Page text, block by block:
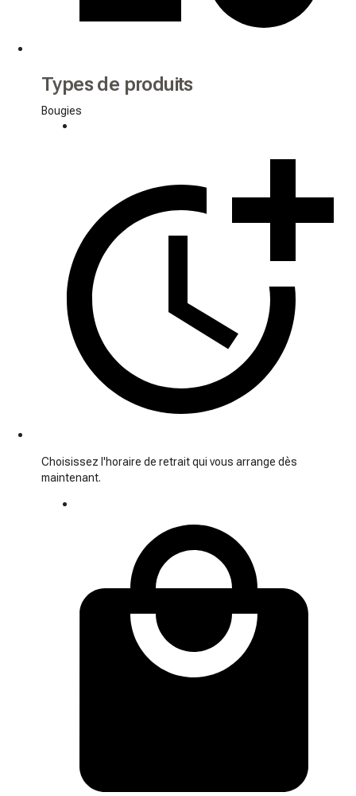
Types de produits
Bougies
Choisissez l'horaire de retrait qui vous arrange dès
maintenant.